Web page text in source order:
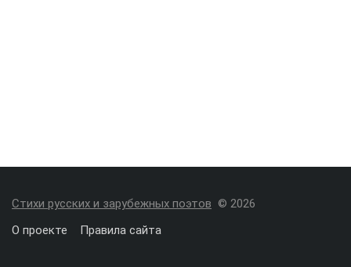
Стихи русских и зарубежных поэтов © 2026
О проекте
Правила сайта